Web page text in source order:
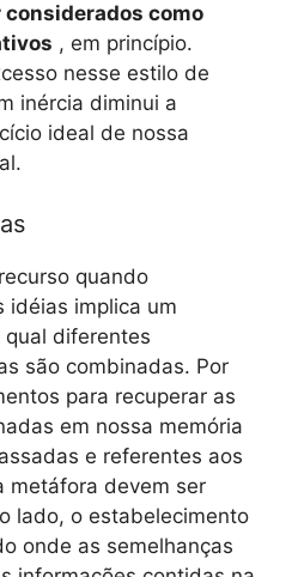
considerados como
, em princípio.
nesse estilo de
inércia diminui a
ideal de nossa
quando
idéias implica um
qual diferentes
são combinadas. Por
para recuperar as
em nossa memória
e referentes aos
metáfora devem ser
lado, o estabelecimento
onde as semelhanças